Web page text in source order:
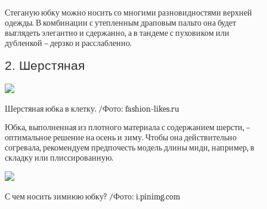
Стеганую юбку можно носить со многими разновидностями верхней
одежды. В комбинации с утепленным драповым пальто она будет
выглядеть элегантно и сдержанно, а в тандеме с пуховиком или
дубленкой – дерзко и расслабленно.
2. Шерстяная
Шерстяная юбка в клетку. /Фото: fashion-likes.ru
Юбка, выполненная из плотного материала с содержанием шерсти, –
оптимальное решение на осень и зиму. Чтобы она действительно
согревала, рекомендуем предпочесть модель длины миди, например, в
складку или плиссированную.
С чем носить зимнюю юбку? /Фото: i.pinimg.com